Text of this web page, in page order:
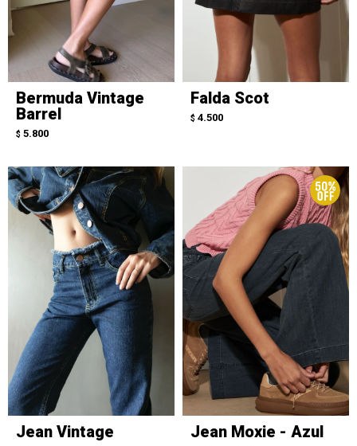
Bermuda Vintage
Barrel
$ 5.800
Falda Scot
$ 4.500
Jean Vintage Jean Moxie - Azul